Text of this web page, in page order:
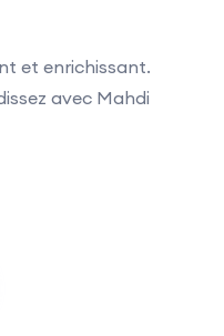
et enrichissant.
avec Mahdi